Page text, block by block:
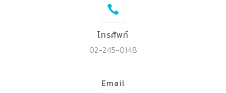
โทรศัพท์
02-245-0148
Email